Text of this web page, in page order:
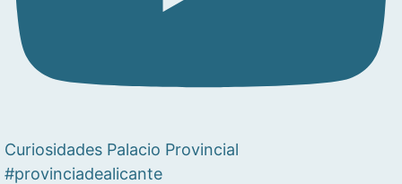
Curiosidades Palacio Provincial
#provinciadealicante